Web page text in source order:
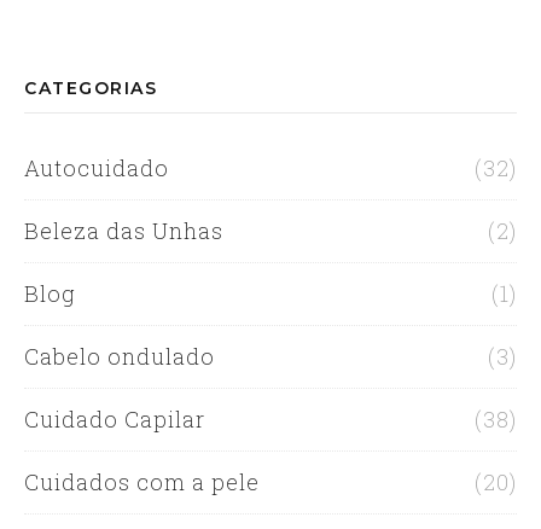
CATEGORIAS
Autocuidado (32)
Beleza das Unhas (2)
Blog (1)
Cabelo ondulado (3)
Cuidado Capilar (38)
Cuidados com a pele (20)